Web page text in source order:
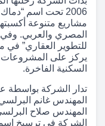
2006 تحت اسم
مشاريع متنوعة
للتطوير العقاري” في
يركز على المشروعات
السكنية الفاخرة.
تدار الشركة بواسطة
المهندس غانم
المهندس صلاح
الشركة في ترسيخ